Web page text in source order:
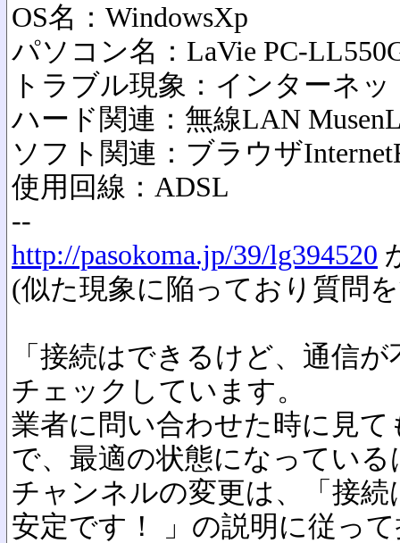
OS名：WindowsXp
パソコン名：LaVie PC-
トラブル現象：インターネ
ハード関連：無線LAN
ソフト関連：ブラウザ
使用回線：ADSL
--
http://pasokoma.jp/39/lg394520
(似た現象に陥っており質問
「接続はできるけど、通信
チェックしています。
業者に問い合わせた時に見
で、最適の状態になってい
チャンネルの変更は、「接
安定です！ 」の説明に従っ